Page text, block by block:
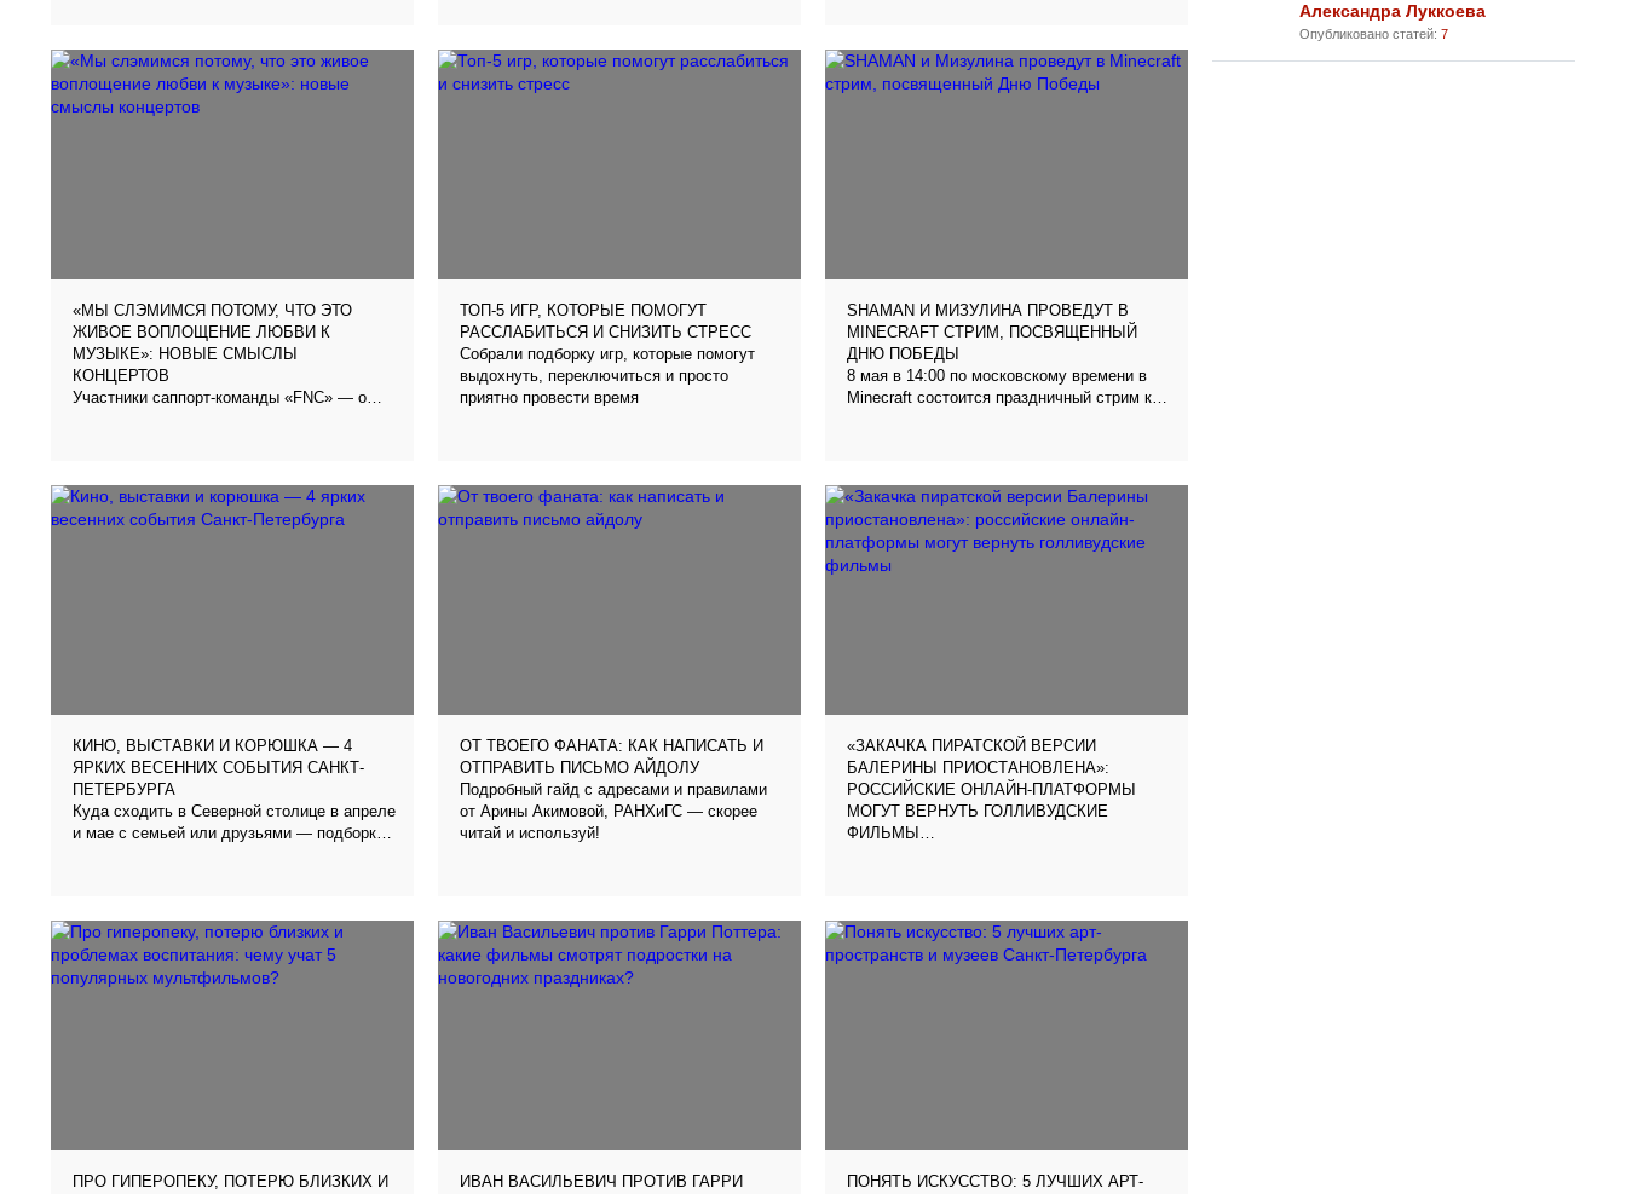
Александра Луккоева
Опубликовано статей: 7
«МЫ СЛЭМИМСЯ ПОТОМУ, ЧТО ЭТО
ЖИВОЕ ВОПЛОЩЕНИЕ ЛЮБВИ К
МУЗЫКЕ»: НОВЫЕ СМЫСЛЫ
КОНЦЕРТОВ
Участники саппорт-команды «FNC» — о
ТОП-5 ИГР, КОТОРЫЕ ПОМОГУТ
РАССЛАБИТЬСЯ И СНИЗИТЬ СТРЕСС
Собрали подборку игр, которые помогут
выдохнуть, переключиться и просто
приятно провести время
SHAMAN И МИЗУЛИНА ПРОВЕДУТ В
MINECRAFT СТРИМ, ПОСВЯЩЕННЫЙ
ДНЮ ПОБЕДЫ
8 мая в 14:00 по московскому времени в
Minecraft состоится праздничный стрим ко
КИНО, ВЫСТАВКИ И КОРЮШКА — 4
ЯРКИХ ВЕСЕННИХ СОБЫТИЯ САНКТ-
ПЕТЕРБУРГА
Куда сходить в Северной столице в апреле
и мае с семьей или друзьями — подборка
ОТ ТВОЕГО ФАНАТА: КАК НАПИСАТЬ И
ОТПРАВИТЬ ПИСЬМО АЙДОЛУ
Подробный гайд с адресами и правилами
от Арины Акимовой, РАНХиГС — скорее
читай и используй!
«‎ЗАКАЧКА ПИРАТСКОЙ ВЕРСИИ
БАЛЕРИНЫ‎ ПРИОСТАНОВЛЕНА»‎:
РОССИЙСКИЕ ОНЛАЙН-ПЛАТФОРМЫ
МОГУТ ВЕРНУТЬ ГОЛЛИВУДСКИЕ
ФИЛЬМЫ
ПРО ГИПЕРОПЕКУ, ПОТЕРЮ БЛИЗКИХ И
ИВАН ВАСИЛЬЕВИЧ ПРОТИВ ГАРРИ
ПОНЯТЬ ИСКУССТВО: 5 ЛУЧШИХ АРТ-